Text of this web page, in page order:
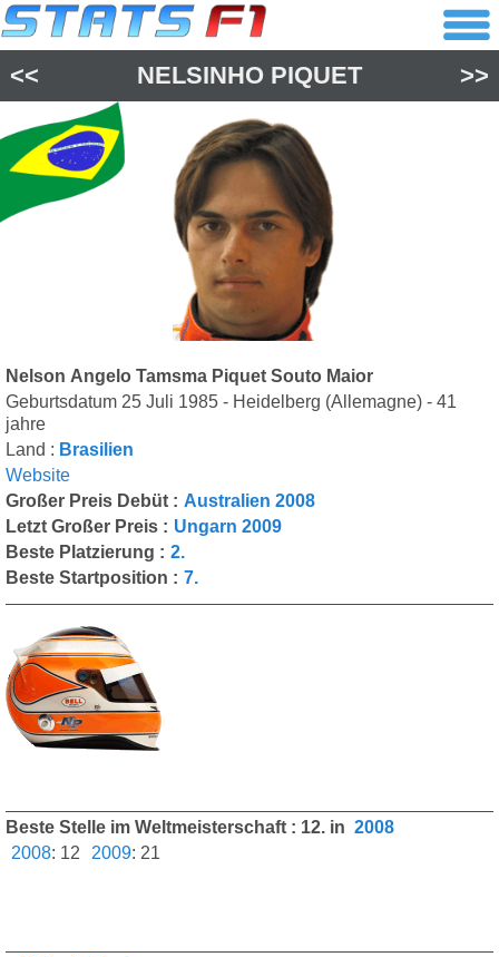
<< NELSINHO PIQUET >>
Nelson Angelo Tamsma Piquet Souto Maior
Geburtsdatum 25 Juli 1985 - Heidelberg (Allemagne) - 41
jahre
Land : Brasilien
Website
Großer Preis Debüt : Australien 2008
Letzt Großer Preis : Ungarn 2009
Beste Platzierung : 2.
Beste Startposition : 7.
Beste Stelle im Weltmeisterschaft : 12. in 2008
2008: 12 2009: 21